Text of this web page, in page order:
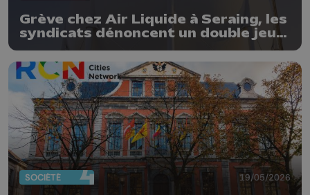
Grève chez Air Liquide à Seraing, les
syndicats dénoncent un double jeu
de la direction : « Les travailleurs
n’apprécient pas »
SOCIÉTÉ 19/05/2026